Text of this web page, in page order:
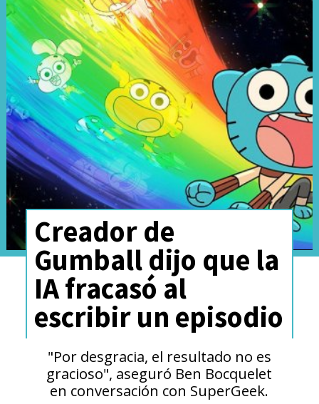
Creador de
Gumball dijo que la
IA fracasó al
escribir un episodio
"Por desgracia, el resultado no es
gracioso", aseguró Ben Bocquelet
en conversación con SuperGeek.